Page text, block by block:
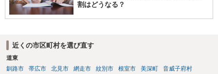
割はどうなる？
近くの市区町村を選び直す
道東
釧路市
帯広市 北見市 網走市 紋別市 根室市 美深町
音威子府村